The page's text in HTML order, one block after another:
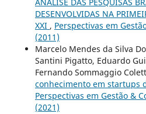
DESENVOLVIDAS NA
XXI , Perspectivas em
(2011)
Marcelo Mendes da Silva
Santini Pigatto, Eduardo
Fernando Sommaggio
conhecimento em startups
Perspectivas em Gestão &
(2021)